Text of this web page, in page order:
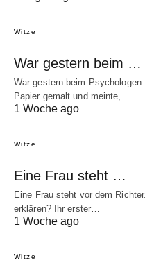
Witze
War gestern beim …
War gestern beim
Papier gemalt und meinte,…
1 Woche ago
Witze
Eine Frau steht …
Eine Frau steht vor dem
erklären? Ihr erster…
1 Woche ago
Witze